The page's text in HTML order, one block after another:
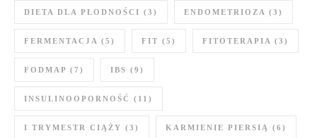
DIETA DLA PŁODNOŚCI (3) ENDOMETRIOZA (3)
FERMENTACJA (5) FIT (5) FITOTERAPIA (3)
FODMAP (7) IBS (9)
INSULINOOPORNOŚĆ (11)
I TRYMESTR CIĄŻY (3) KARMIENIE PIERSIĄ (6)